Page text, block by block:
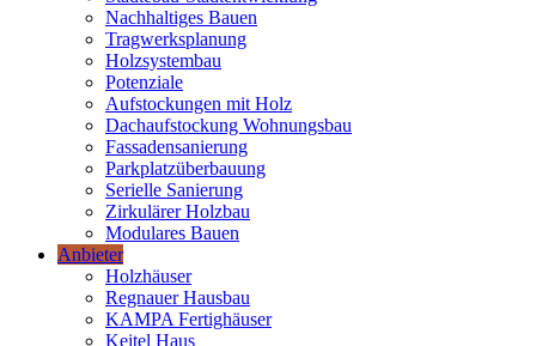
Nachhaltiges Bauen
Tragwerksplanung
Holzsystembau
Potenziale
Aufstockungen mit Holz
Dachaufstockung Wohnungsbau
Fassadensanierung
Parkplatzüberbauung
Serielle Sanierung
Zirkulärer Holzbau
Modulares Bauen
Anbieter
Holzhäuser
Regnauer Hausbau
KAMPA Fertighäuser
Keitel Haus